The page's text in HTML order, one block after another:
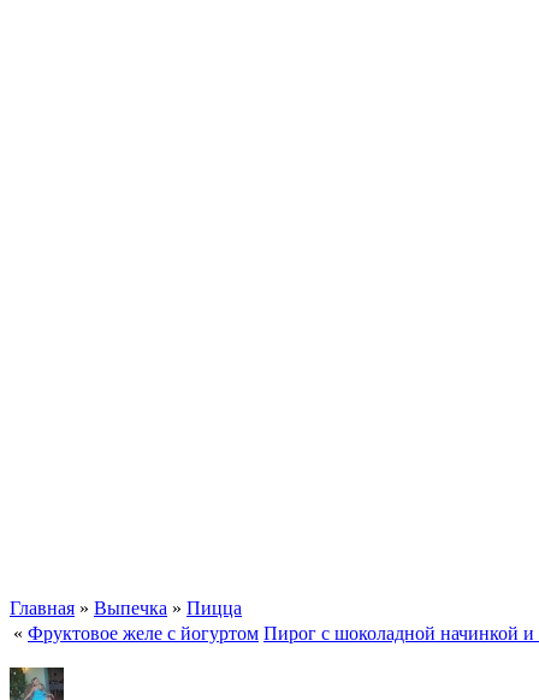
Главная » Выпечка » Пицца
« Фруктовое желе с йогуртом Пирог с шоколадной начинкой и